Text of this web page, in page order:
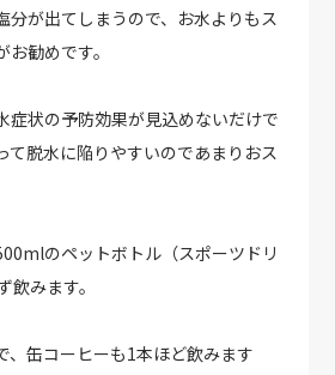
分が出てしまうので、お水よりもス
勧めです。
症状の予防効果が見込めないだけで
て脱水に陥りやすいのであまりおス
のペットボトル（スポーツドリ
飲みます。
、缶コーヒーも1本ほど飲みます